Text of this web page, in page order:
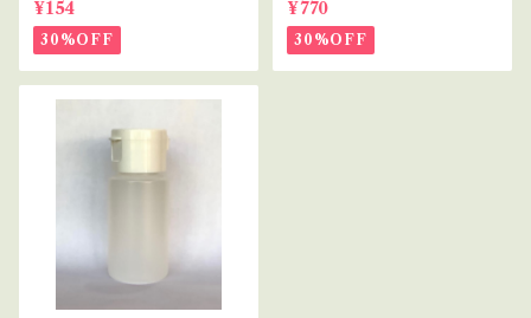
¥154
30%OFF
スト・講座用
¥770
30%OFF